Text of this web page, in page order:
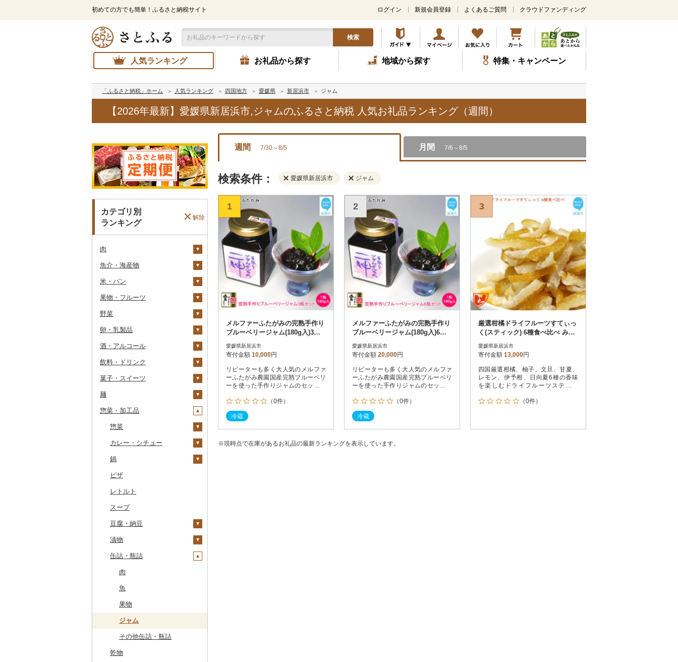
初めての方でも簡単！ふるさと納税サイト
メ
ン
コ
ン
テ
ツ
キ
ッ
プ
ログイン 新規会員登録 よくあるご質問 クラウドファンディング
検索
人気ランキング お礼品から探す 地域から探す 特集・キャンペーン
「ふるさと納税」ホーム 人気ランキング 四国地方 愛媛県 新居浜市 ジャム
【2026年最新】愛媛県新居浜市,ジャムのふるさと納税 人気お礼品ランキング（週間）
カテゴリ別
ランキング
解除
肉
牛肉（精肉）
ステーキ
すき焼き
焼肉
牛タン
和牛
黒毛和牛
仙台牛
米沢牛
山形牛
上州牛
飛騨牛
近江牛
神戸牛・神戸ビーフ
但馬牛
土佐あかうし
佐賀牛
長崎和牛
あか牛
宮崎牛
その他牛肉（精肉）
牛肉（加工品）
ハンバーグ
ローストビーフ
ビーフジャーキー
その他牛肉（加工品）
豚肉（精肉）
すき焼き
しゃぶしゃぶ
焼肉
アグー豚
豚肉（加工品）
ハンバーグ
もつ鍋
ハム
ソーセージ・ウインナ
鶏肉
鶏肉（精肉）
ハム・ソーセージ
唐揚げ
水炊き
地鶏
赤鶏さつま
鹿肉
馬肉
羊肉・ラム肉（ジンギス
魚介・海産物
カニ
ズワイガニ
毛ガニ
かにしゃぶ
その他カニ
エビ
ボタンエビ
伊勢海老
その他エビ
いくら
うに
明太子・たらこ
明太子
たらこ
その他魚卵
数の子
キャビア
その他魚卵
貝
鮑（アワビ）
牡蠣（カキ）
あさり
サザエ
はまぐり
その他貝
鮮魚
鮭・サーモン
マグロ
カツオ
金目鯛
クエ
くじら
サバ
さんま
鯛
のどぐろ
ふぐ
ブリ
ほっけ
その他鮮魚
イカ・タコ
イカ
海苔・海藻
わかめ
ひじき
その他海苔・海藻
干物
ししゃも
その他干物
その他魚介・加工品
しらす・ちりめん
かまぼこ・練り製品
その他魚介・加工品
米・パン
米
無洗米
玄米
金芽米
ゆめぴりか
コシヒカリ
はえぬき
さがびより
ひとめぼれ
ミルキークィーン
ななつぼし
その他米
雑穀
餅
その他穀物加工品
パン
果物・フルーツ
ぶどう・マスカット
巨峰
ナガノパープル
ピオーネ
デラウェア
その他ぶどう・マスカ
いちご
りんご
もも
メロン
梨
和梨
洋梨・ラフランス
マンゴー
みかん・柑橘
レモン
不知火・デコポン
せとか
文旦
まどんな
ポンカン
その他柑橘
すいか
キウイ
柿（カキ）
ドライフルーツ
干し柿
干し芋
その他ドライフルーツ
その他果物
びわ
ブルーベリー
パイナップル
栗
その他果物
野菜
いも
じゃがいも
さつまいも
その他いも
トマト
フルーツトマト
ミニトマト
玉ねぎ
ねぎ
根菜
人参
大根
レンコン
にんにく・生姜
その他根菜
アスパラガス
豆
きのこ
しいたけ
松茸
その他きのこ
その他野菜
山菜
かぼちゃ
茄子
レタス
その他野菜
卵・乳製品
卵
チーズ
ヨーグルト
バター
その他乳製品
酒・アルコール
ビール・発泡酒
ビール
地ビール・クラフトビ
日本酒
純米吟醸
大吟醸
吟醸
芋焼酎
麦焼酎
米焼酎
その他焼酎
梅酒
泡盛
ワイン
赤ワイン
シャンパン・スパーク
ウイスキー
リキュール・洋酒
甘酒
ノンアルコール
その他酒
飲料・ドリンク
水・ミネラルウォーター
飲料
コーヒー豆
粉
茶
飲料
茶葉・ティーバッグ
足柄茶
知覧茶
八女茶
その他茶
果汁飲料
りんごジュース
紅茶
茶葉・ティーバッグ
その他飲料・ジュース
野菜ジュース
炭酸飲料
豆乳
その他飲料・ジュース
菓子・スイーツ
クッキー
焼き菓子
プリン
ゼリー
チョコレート
カステラ
アイス・ジェラート
その他洋菓子
煎餅・おかき
羊羹
饅頭
大福
その他和菓子
麺
ラーメン
うどん
そば
パスタ
ひやむぎ
そうめん
その他麺
惣菜・加工品
惣菜
餃子
コロッケ
その他惣菜
カレー・シチュー
シチュー
鍋
肉
魚
その他鍋
ピザ
レトルト
スープ
豆腐・納豆
豆腐
納豆
漬物
梅干
キムチ
その他漬物
缶詰・瓶詰
肉
魚
果物
ジャム
その他缶詰・瓶詰
乾物
週間 7/30～8/5 月間 7/6～8/5
検索条件： 愛媛県新居浜市 ジャム
1
メルファーふたがみの完熟手作り
ブルーベリージャム(180g入)3瓶
セット
愛媛県新居浜市
寄付金額 10,000円
リピーターも多く大人気のメルファ
ーふたがみ農園国産完熟ブルーベリ
ーを使った手作りジャムのセットで
（0件）
冷蔵
2
メルファーふたがみの完熟手作り
ブルーベリージャム(180g入)6瓶
セット
愛媛県新居浜市
寄付金額 20,000円
リピーターも多く大人気のメルファ
ーふたがみ農園国産完熟ブルーベリ
ーを使った手作りジャムのセットで
（0件）
冷蔵
3
厳選柑橘ドライフルーツすてぃっ
く(スティック) 6種食べ比べ みき
ゃんの列車箱入り ギフトにも最
適
愛媛県新居浜市
寄付金額 13,000円
四国厳選柑橘、柚子、文旦、甘夏、
レモン、伊予柑、日向夏6種の香味
を楽しむドライフルーツスティッ
（0件）
※現時点で在庫があるお礼品の最新ランキングを表示しています。